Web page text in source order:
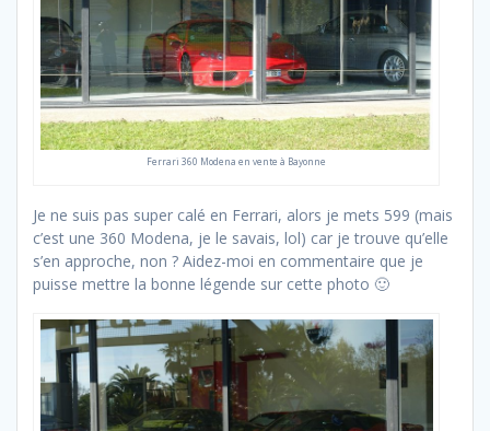
Ferrari 360 Modena en vente à Bayonne
Je ne suis pas super calé en Ferrari, alors je mets 599 (mais
c’est une 360 Modena, je le savais, lol) car je trouve qu’elle
s’en approche, non ? Aidez-moi en commentaire que je
puisse mettre la bonne légende sur cette photo 🙂